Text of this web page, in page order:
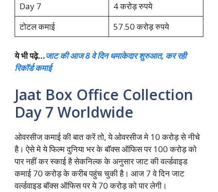
Day 7
4 करोड़ रुपये
टोटल कमाई
57.50 करोड़ रुपये
ये भी पढ़े…जाट की आज 8 वे दिन धमाकेदार शुरुआत, कर रही
रिकॉर्ड कमाई
Jaat Box Office Collection
Day 7 Worldwide
ओवरसीज कमाई की बात करें तो, ये ओवरसीज मे 10 करोड़ से नीचे
है। ऐसे मे ये फिल्म दुनिया भर के बॉक्स ऑफिस पर 100 करोड़ को
पार नहीं कर स्काई है सेकनिल्क के अनुसार जाट की वर्ल्डवाइड
कमाई 70 करोड़ के करीब पहुंच चुकी है। आज 7 वे दिन जाट
वर्ल्डवाइड बॉक्स ऑफिस पर ये 70 करोड़ को पार लेगी।